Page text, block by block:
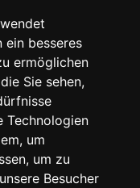
ein besseres
ermöglichen
Sie sehen,
Technologien
um
um zu
Besucher